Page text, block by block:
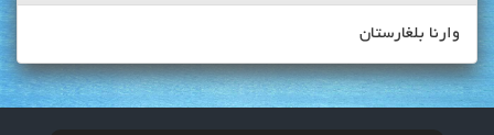
وارنا بلغارستان